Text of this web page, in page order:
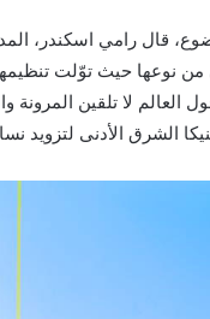
قال رامي اسكندر،
من نوعها حيث توّلت
العالم لا تلقين
الشرق الأدنى لتزويد